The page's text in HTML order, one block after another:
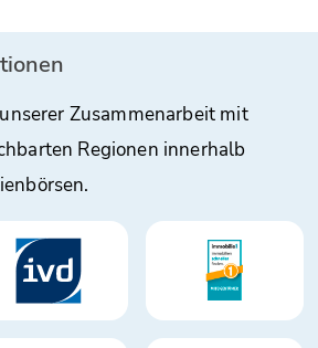
Zusammenarbeit mit
Regionen innerhalb